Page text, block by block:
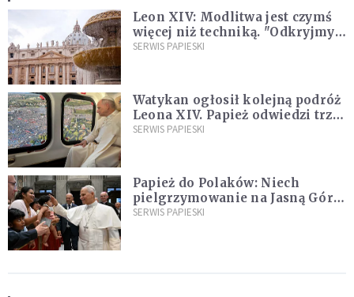
Leon XIV: Modlitwa jest czymś
więcej niż techniką. "Odkryjmy
ją na nowo"
SERWIS PAPIESKI
Watykan ogłosił kolejną podróż
Leona XIV. Papież odwiedzi trzy
kraje Ameryki Południowej
SERWIS PAPIESKI
Papież do Polaków: Niech
pielgrzymowanie na Jasną Górę
umocni wiarę i nadzieję
SERWIS PAPIESKI